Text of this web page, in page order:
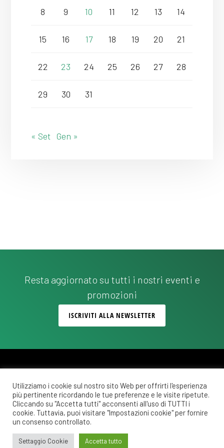
8 9 10 11 12 13 14
15 16 17 18 19 20 21
22 23 24 25 26 27 28
29 30 31
« Set Gen »
Resta aggiornato su tutti i nostri eventi e
promozioni
ISCRIVITI ALLA NEWSLETTER
Copyright © 2026 ·Monochrome ProonGenesis Framework·WordPress
Accedi
POLITICA DI RIMBORSO E RESO
Utilizziamo i cookie sul nostro sito Web per offrirti l'esperienza
più pertinente ricordando le tue preferenze e le visite ripetute.
Cliccando su "Accetta tutti" acconsenti all'uso di TUTTI i
cookie. Tuttavia, puoi visitare "Impostazioni cookie" per fornire
un consenso controllato.
Settaggio Cookie Accetta tutto